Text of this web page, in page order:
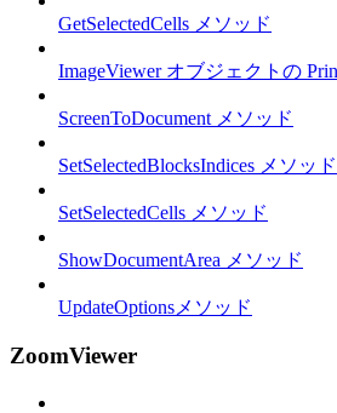
GetSelectedCells メソッド
ImageViewer オブジェクトの
ScreenToDocument メソッド
SetSelectedBlocksIndices メソッド
SetSelectedCells メソッド
ShowDocumentArea メソッド
UpdateOptionsメソッド
ZoomViewer